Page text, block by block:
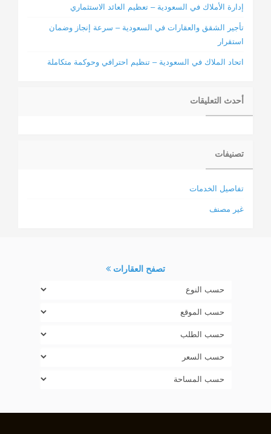
إدارة الأملاك في السعودية – تعظيم العائد الاستثماري
تأجير الشقق والعقارات في السعودية – سرعة إنجاز وضمان
استقرار
اتحاد الملاك في السعودية – تنظيم احترافي وحوكمة متكاملة
أحدث التعليقات
تصنيفات
تفاصيل الخدمات
غير مصنف
تصفح العقارات